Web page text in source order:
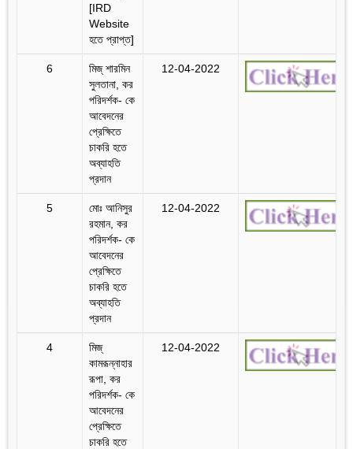
[IRD
Website
হতে প্রাপ্ত]
6
মিজ্‌ শারমিন
সুলতানা, কর
পরিদর্শক- কে
আবেদনের
প্রেক্ষিতে
চাকরি হতে
অব্যাহতি
প্রদান
12-04-2022
5
মোঃ আনিসুর
রহমান, কর
পরিদর্শক- কে
আবেদনের
প্রেক্ষিতে
চাকরি হতে
অব্যাহতি
প্রদান
12-04-2022
4
মিজ্‌
কামরূন্নাহার
রূপা, কর
পরিদর্শক- কে
আবেদনের
প্রেক্ষিতে
চাকরি হতে
12-04-2022